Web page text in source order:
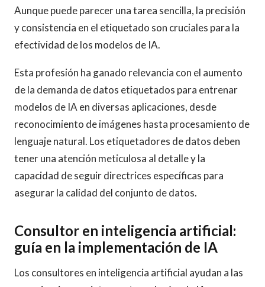
Aunque puede parecer una tarea sencilla, la precisión
y consistencia en el etiquetado son cruciales para la
efectividad de los modelos de IA.
Esta profesión ha ganado relevancia con el aumento
de la demanda de datos etiquetados para entrenar
modelos de IA en diversas aplicaciones, desde
reconocimiento de imágenes hasta procesamiento de
lenguaje natural. Los etiquetadores de datos deben
tener una atención meticulosa al detalle y la
capacidad de seguir directrices específicas para
asegurar la calidad del conjunto de datos.
Consultor en inteligencia artificial:
guía en la implementación de IA
Los consultores en inteligencia artificial ayudan a las